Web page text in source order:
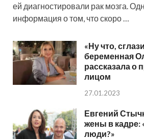
ей диагностировали рак мозга.
информация о том, что скоро …
«Ну что,
беременная
рассказала о
лицом
27.01.2023
Евгений
жены в кадре:
люди?»